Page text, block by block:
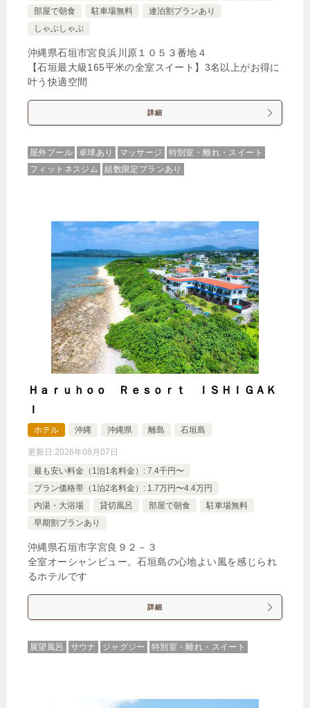
部屋で朝食
駐車場無料
連泊割プランあり
しゃぶしゃぶ
沖縄県石垣市宮良浜川原１０５３番地４
【石垣最大級165平米の全室スイート】3名以上がお得に
叶う快適空間
詳細
屋外プール 卓球あり マッサージ
特別室・離れ・スイート
フィットネスジム
組数限定プランあり
Ｈａｒｕｈｏｏ Ｒｅｓｏｒｔ ＩＳＨＩＧＡＫ
Ｉ
ホテル 沖縄 沖縄県 離島 石垣島
更新日:2026年08月07日
最も安い料金（1泊1名料金）: 7.4千円〜
プラン価格帯（1泊2名料金）: 1.7万円〜4.4万円
内湯・大浴場
貸切風呂 部屋で朝食
駐車場無料
早期割プランあり
沖縄県石垣市字宮良９２－３
全室オーシャンビュー。石垣島の心地よい風を感じられ
るホテルです
詳細
展望風呂 サウナ ジャグジー 特別室・離れ・スイート